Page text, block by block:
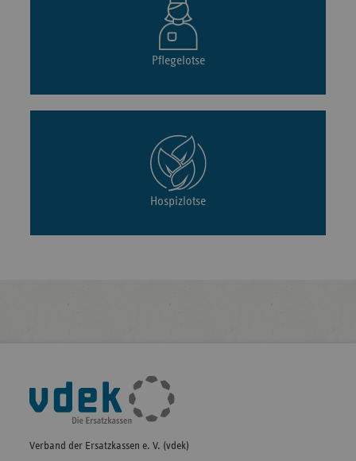
Pflegelotse
Hospizlotse
Fußleisten-
Navigation
Verband der Ersatzkassen e. V. (vdek)